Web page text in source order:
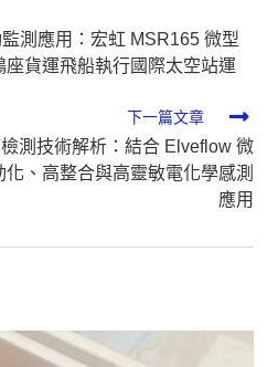
測應用：宏虹 MSR165 微型
貨運飛船執行國際太空站運
下一篇文章
測技術解析：結合 Elveflow 微
、高整合與高靈敏電化學感測
應用